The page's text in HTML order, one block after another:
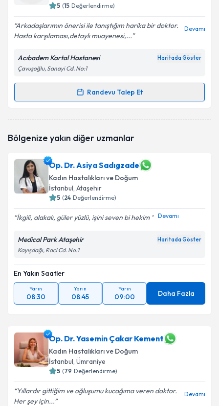
Kişisel verilerimin işlenmesine ilişkin
Aydınlatma
Metni'ni okudum ve kişisel verilerimin belirtilen
kapsamda işlenmesini kabul ediyorum.
5 (15 Değerlendirme)
Arkadaşlarımın önerisi ile tanıştığım harika bir doktor.
Hasta karşılaması,detaylı muayenesi,...
Devamı
Acıbadem Kartal Hastanesi Haritada Göster
Çavuşoğlu, Sanayi Cd. No:1
Randevu Talep Et
Randevu Takvimi Talebi
talebi oluşturun. Size bu uzmandan randevu almanız
bilgilendireceğiz.
E-posta Adresiniz
Metni'ni okudum ve kişisel verilerimin belirtilen
kapsamda işlenmesini kabul ediyorum.
Bölgenize yakın diğer uzmanlar
Op. Dr. Asiya Sadıgzade
Kadın Hastalıkları ve Doğum
İstanbul, Ataşehir
5 (24 Değerlendirme)
İkgili, alakalı, güler yüzlü, işini seven bi hekim Devamı
Medical Park Ataşehir Haritada Göster
Kayışdağı, Raci Cd. No:1
En Yakın Saatler
Yarın
08:30
Yarın
08:45
Yarın
09:00 Daha Fazla
Op. Dr. Yasemin Çakar Kement
Kadın Hastalıkları ve Doğum
İstanbul, Ümraniye
5 (79 Değerlendirme)
Yıllardır gittiğim ve oğluşumu kucağıma veren doktor.
Her şey için...
Devamı